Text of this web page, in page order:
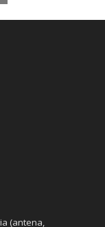
(antena,